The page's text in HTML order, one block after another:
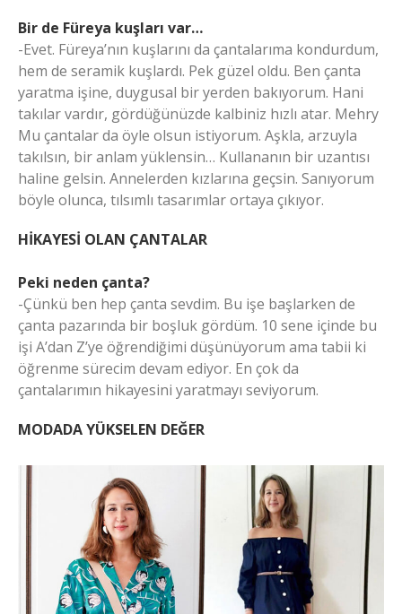
Bir de Füreya kuşları var…
-Evet. Füreya’nın kuşlarını da çantalarıma kondurdum,
hem de seramik kuşlardı. Pek güzel oldu. Ben çanta
yaratma işine, duygusal bir yerden bakıyorum. Hani
takılar vardır, gördüğünüzde kalbiniz hızlı atar. Mehry
Mu çantalar da öyle olsun istiyorum. Aşkla, arzuyla
takılsın, bir anlam yüklensin… Kullananın bir uzantısı
haline gelsin. Annelerden kızlarına geçsin. Sanıyorum
böyle olunca, tılsımlı tasarımlar ortaya çıkıyor.
HİKAYESİ OLAN ÇANTALAR
Peki neden çanta?
-Çünkü ben hep çanta sevdim. Bu işe başlarken de
çanta pazarında bir boşluk gördüm. 10 sene içinde bu
işi A’dan Z’ye öğrendiğimi düşünüyorum ama tabii ki
öğrenme sürecim devam ediyor. En çok da
çantalarımın hikayesini yaratmayı seviyorum.
MODADA YÜKSELEN DEĞER